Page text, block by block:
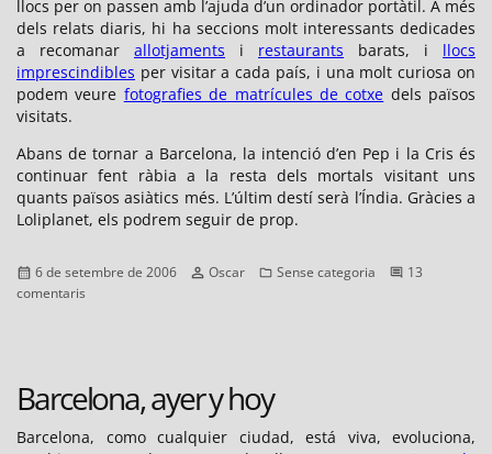
llocs per on passen amb l’ajuda d’un ordinador portàtil. A més
dels relats diaris, hi ha seccions molt interessants dedicades
a recomanar allotjaments i restaurants barats, i llocs
imprescindibles per visitar a cada país, i una molt curiosa on
podem veure fotografies de matrícules de cotxe dels països
visitats.
Abans de tornar a Barcelona, la intenció d’en Pep i la Cris és
continuar fent ràbia a la resta dels mortals visitant uns
quants països asiàtics més. L’últim destí serà l’Índia. Gràcies a
Loliplanet, els podrem seguir de prop.
Publicat
el
6 de setembre de 2006 Autor
Oscar Categories
Sense categoria
13
comentaris
amb
Loliplanet
Barcelona, ayer y hoy
Barcelona, como cualquier ciudad, está viva, evoluciona,